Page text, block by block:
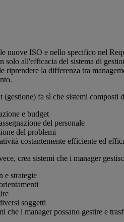
nuove ISO e nello specifico nel
solo all'efficacia del sistema di
riprendere la differenza tra
(gestione) fa sì che sistemi
e budget
del personale
del problemi
costantemente efficiente ed
crea sistemi che i manager
e strategie
soggetti
che i manager possano gestire e